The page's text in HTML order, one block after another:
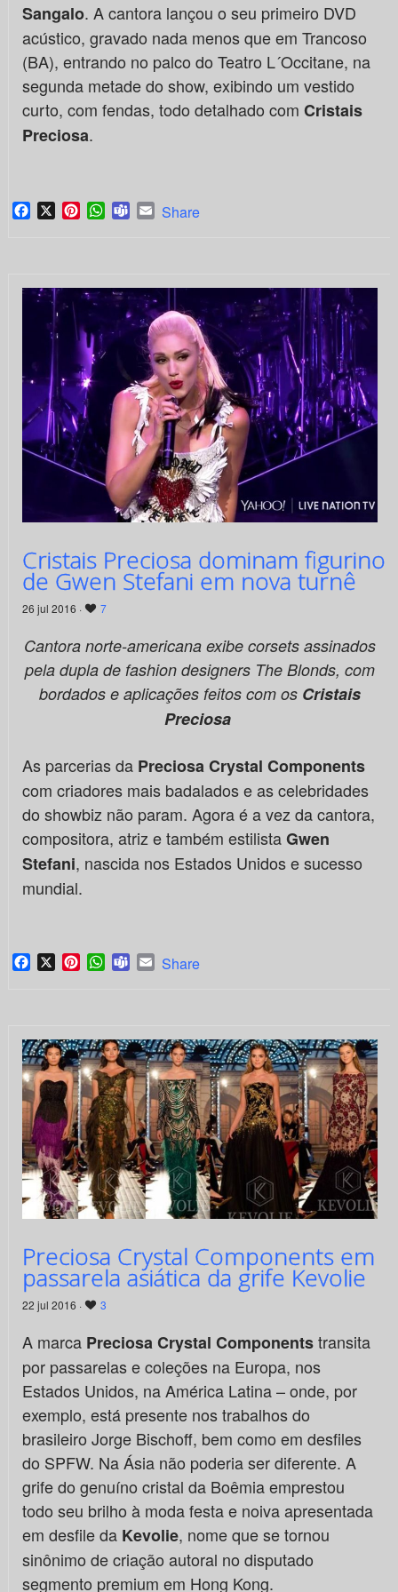
Sangalo. A cantora lançou o seu primeiro DVD
acústico, gravado nada menos que em Trancoso
(BA), entrando no palco do Teatro L´Occitane, na
segunda metade do show, exibindo um vestido
curto, com fendas, todo detalhado com Cristais
Preciosa.
Facebook
X PinterestWhatsApp
TeamsEmail
Share
Cristais Preciosa dominam figurino
de Gwen Stefani em nova turnê
26 jul 2016 · 7
Cantora norte-americana exibe corsets assinados
pela dupla de fashion designers The Blonds, com
bordados e aplicações feitos comos Cristais
Preciosa
As parcerias da Preciosa Crystal Components
com criadores mais badalados e as celebridades
do showbiz não param. Agora é a vez da cantora,
compositora, atriz e também estilistaGwen
Stefani, nascida nos Estados Unidos e sucesso
mundial.
Facebook
X PinterestWhatsApp
TeamsEmail
Share
Preciosa Crystal Components em
passarela asiática da grife Kevolie
22 jul 2016 · 3
A marca Preciosa Crystal Componentstransita
por passarelas e coleções na Europa, nos
Estados Unidos, na América Latina – onde, por
exemplo, está presente nos trabalhos do
brasileiro Jorge Bischoff, bem como em desfiles
do SPFW. Na Ásia não poderia ser diferente. A
grife do genuíno cristal da Boêmia emprestou
todo seu brilho à moda festa e noiva apresentada
em desfile da Kevolie, nome que se tornou
sinônimo de criação autoral no disputado
segmento premium em Hong Kong.